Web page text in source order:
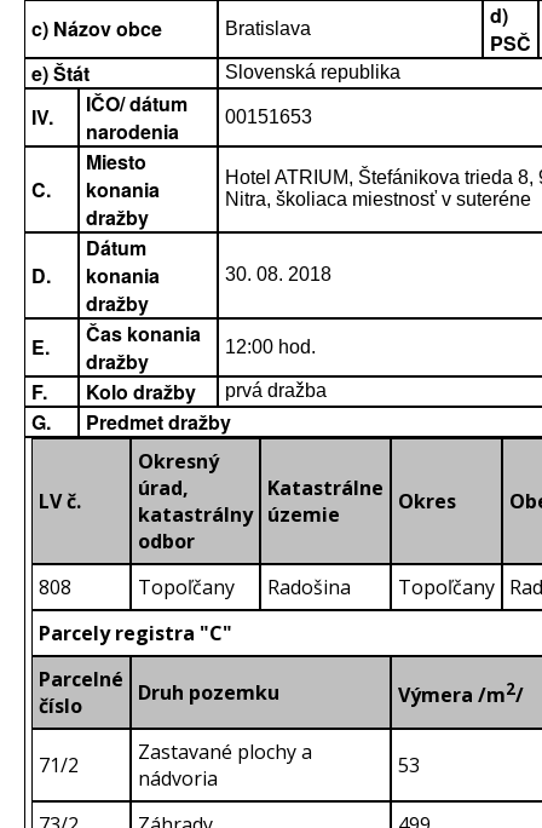
c) Názov obce Bratislava
d)
PSČ
e) Štát
Slovenská republika
IV.
IČO/ dátum
narodenia
00151653
C.
Miesto
konania
dražby
Hotel ATRIUM, Štefánikova trieda 8,
Nitra, školiaca miestnosť v suteréne
D.
Dátum
konania
dražby
30. 08. 2018
E.
Čas konania
dražby
12:00 hod.
F. Kolo dražby prvá dražba
G. Predmet dražby
LV č.
Okresný
úrad,
katastrálny
odbor
Katastrálne
územie
Okres
808 Topoľčany Radošina Topoľčany
Parcely registra "C"
Parcelné
číslo
Druh pozemku Výmera /m2/
71/2
Zastavané plochy a
nádvoria
53